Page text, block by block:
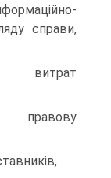
справи,